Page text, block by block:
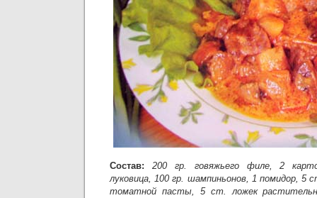
Состав: 200 гр. говяжьего филе, 2
луковица, 100 гр. шампиньонов, 1 помидор, 5
томатной пасты, 5 ст. ложек